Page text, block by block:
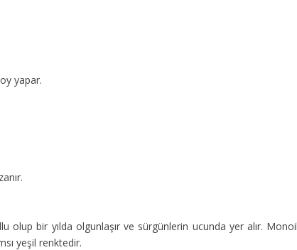
yapar.
olup bir yılda olgunlaşır ve sürgünlerin ucunda yer alır.
yeşil renktedir.